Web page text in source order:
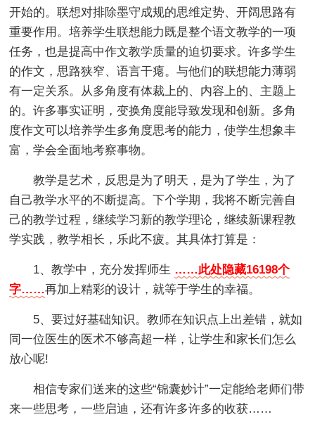
开始的。联想对排除墨守成规的思维定势、开阔思路有
重要作用。培养学生联想能力既是整个语文教学的一项
任务，也是提高中作文教学质量的迫切要求。许多学生
的作文，思路狭窄、语言干瘪。与他们的联想能力薄弱
有一定关系。从多角度有体裁上的、内容上的、主题上
的。许多事实证明，变换角度能导致发现和创新。多角
度作文可以培养学生多角度思考的能力，使学生想象丰
富，学会全面地考察事物。
教学是艺术，反思是为了明天，是为了学生，为了
自己教学水平的不断提高。下个学期，我将不断完善自
己的教学过程，继续学习新的教学理论，继续新课程教
学实践，教学相长，乐此不疲。其具体打算是：
1、教学中，充分发挥师生 ……此处隐藏16198个
字……再加上精彩的设计，就等于学生的幸福。
5、要过好基础知识。教师在知识点上出差错，就如
同一位医生的医术不够高超一样，让学生和家长们怎么
放心呢!
相信专家们送来的这些“锦囊妙计”一定能给老师们带
来一些思考，一些启迪，还有许多许多的收获……